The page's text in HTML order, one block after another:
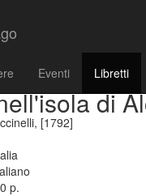
Eventi Libretti
di
[1792]
p.